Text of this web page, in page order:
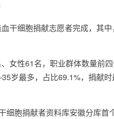
干细胞捐献志愿者完成，其
女性61名，职业群体数量前
岁最多，占比69.1%，捐献
细胞捐献者资料库安徽分库首